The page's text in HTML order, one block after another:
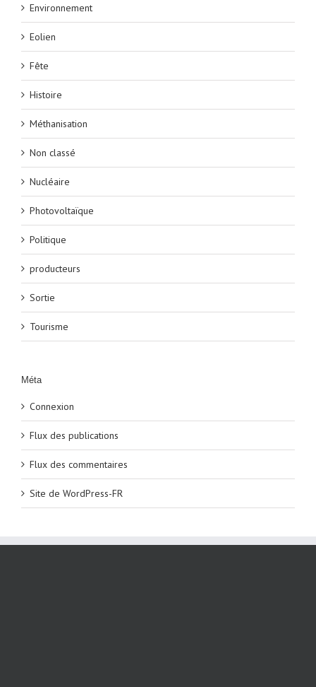
Environnement
Eolien
Fête
Histoire
Méthanisation
Non classé
Nucléaire
Photovoltaïque
Politique
producteurs
Sortie
Tourisme
Méta
Connexion
Flux des publications
Flux des commentaires
Site de WordPress-FR